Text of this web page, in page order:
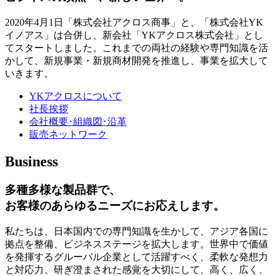
2020年4月1日「株式会社アクロス商事」と、「株式会社YK
イノアス」は合併し、新会社「YKアクロス株式会社」とし
てスタートしました。これまでの両社の経験や専門知識を活
かして、新規事業・新規商材開発を推進し、事業を拡大して
いきます。
YKアクロスについて
社長挨拶
会社概要･組織図･沿革
販売ネットワーク
Business
多種多様な製品群で、
お客様のあらゆるニーズにお応えします。
私たちは、日本国内での専門知識を生かして、アジア各国に
拠点を整備、ビジネスステージを拡大します。世界中で価値
を発揮するグルーバル企業として活躍すべく、柔軟な発想力
と対応力、研ぎ澄まされた感覚を大切にして、高く、広く、